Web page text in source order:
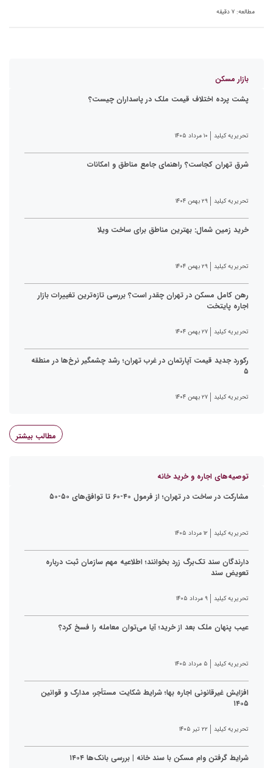
مطالعه: ۷ دقیقه
بازار مسکن
پشت پرده اختلاف قیمت ملک در پاسداران چیست؟
تحریریه کیلید ۱۰ مرداد ۱۴۰۵
شرق تهران کجاست؟ راهنمای جامع مناطق و امکانات
تحریریه کیلید ۲۹ بهمن ۱۴۰۴
خرید زمین شمال: بهترین مناطق برای ساخت ویلا
تحریریه کیلید ۲۹ بهمن ۱۴۰۴
رهن کامل مسکن در تهران چقدر است؟ بررسی تازه‌ترین تغییرات بازار
اجاره پایتخت
تحریریه کیلید ۲۷ بهمن ۱۴۰۴
رکورد جدید قیمت آپارتمان در غرب تهران؛ رشد چشمگیر نرخ‌ها در منطقه
۵
تحریریه کیلید ۲۷ بهمن ۱۴۰۴
مطالب بیشتر
توصیه‌های اجاره و خرید خانه
مشارکت در ساخت در تهران؛ از فرمول ۴۰-۶۰ تا توافق‌های ۵۰-۵۰
تحریریه کیلید ۱۲ مرداد ۱۴۰۵
دارندگان سند تک‌برگ زرد بخوانند؛ اطلاعیه مهم سازمان ثبت درباره
تعویض سند
تحریریه کیلید ۹ مرداد ۱۴۰۵
عیب پنهان ملک بعد از خرید؛ آیا می‌توان معامله را فسخ کرد؟
تحریریه کیلید ۵ مرداد ۱۴۰۵
افزایش غیرقانونی اجاره بها؛ شرایط شکایت مستأجر، مدارک و قوانین
۱۴۰۵
تحریریه کیلید ۲۲ تیر ۱۴۰۵
شرایط گرفتن وام مسکن با سند خانه | بررسی بانک‌ها ۱۴۰۴